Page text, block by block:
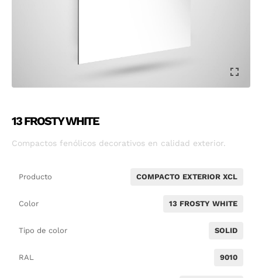
13 FROSTY WHITE
Compactos fenólicos decorativos en calidad exterior.
Producto COMPACTO EXTERIOR XCL
Color 13 FROSTY WHITE
Tipo de color SOLID
RAL 9010